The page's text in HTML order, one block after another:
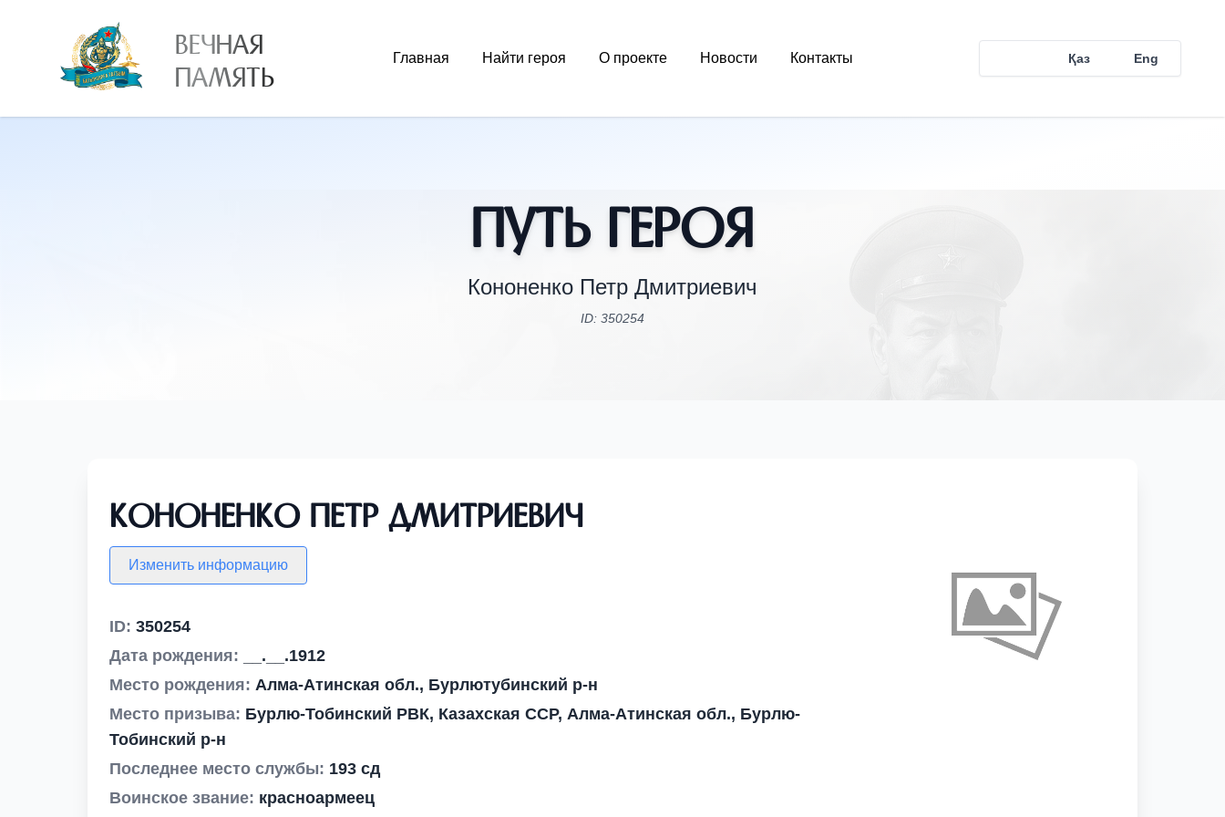
ВЕЧНАЯ
ПАМЯТЬ
Главная Найти героя О проекте Новости Контакты Қаз Eng
Путь Героя
Кононенко Петр Дмитриевич
ID: 350254
Кононенко Петр Дмитриевич
Изменить информацию
ID: 350254
Дата рождения:
__.__.1912
Место рождения: Алма-Атинская обл., Бурлютубинский р-н
Место призыва: Бурлю-Тобинский РВК, Казахская ССР, Алма-Атинская обл., Бурлю-
Тобинский р-н
Последнее место службы: 193 сд
Воинское звание: красноармеец